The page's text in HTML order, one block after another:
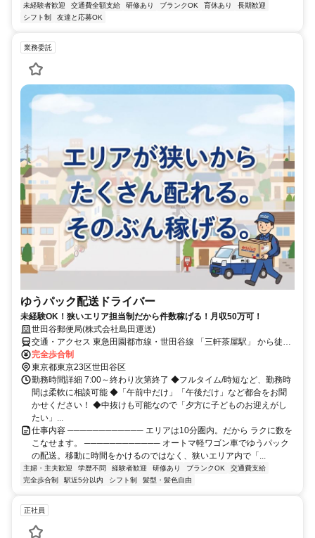
未経験者歓迎
交通費全額支給 研修あり ブランクOK 育休あり
長期歓迎
シフト制
友達と応募OK
業務委託
ゆうパック配送ドライバー
未経験OK！狭いエリア担当制だから件数稼げる！月収50万可！
世田谷郵便局(株式会社島田運送)
交通・アクセス 東急田園都市線・世田谷線 「三軒茶屋駅」 から徒歩
約5分
完全歩合制
東京都東京23区世田谷区
勤務時間詳細 7:00～終わり次第終了 ◆フルタイム/時短など、勤務時
間は柔軟に相談可能 ◆「午前中だけ」「午後だけ」など都合をお聞
かせください！ ◆中抜けも可能なので「夕方に子どものお迎えがし
たい」...
仕事内容 ──────────── エリアは10分圏内。だから ラクに数を
こなせます。 ──────────── オートマ軽ワゴン車でゆうパック
の配送。移動に時間をかけるのではなく、狭いエリア内で「...
主婦・主夫歓迎 学歴不問 経験者歓迎 研修あり ブランクOK
交通費支給
完全歩合制
駅近5分以内 シフト制 髪型・髪色自由
正社員